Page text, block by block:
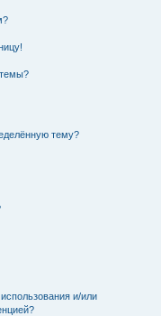
тему?
и/или